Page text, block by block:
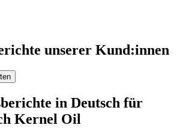
unserer Kund:innen
in Deutsch für
Kernel Oil